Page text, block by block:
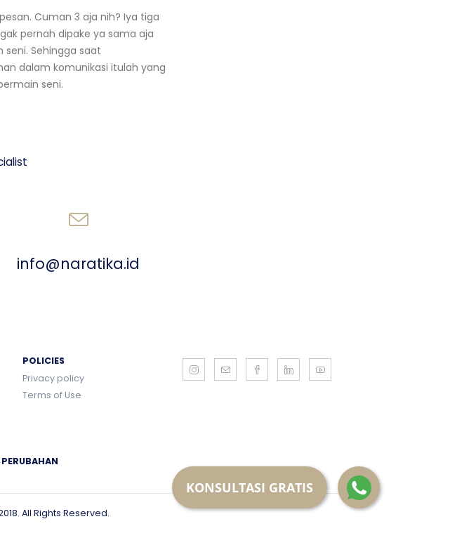
Cuman 3 aja nih? Iya tiga
pernah dipake ya sama aja
Sehingga saat
dalam komunikasi itulah yang
seni.
info@naratika.id
POLICIES
Privacy policy
Terms of Use
All Rights Reserved.
KONSULTASI GRATIS